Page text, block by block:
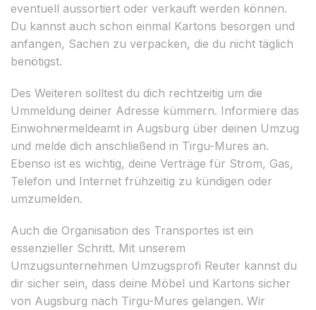
eventuell aussortiert oder verkauft werden können.
Du kannst auch schon einmal Kartons besorgen und
anfangen, Sachen zu verpacken, die du nicht täglich
benötigst.
Des Weiteren solltest du dich rechtzeitig um die
Ummeldung deiner Adresse kümmern. Informiere das
Einwohnermeldeamt in Augsburg über deinen Umzug
und melde dich anschließend in Tirgu-Mures an.
Ebenso ist es wichtig, deine Verträge für Strom, Gas,
Telefon und Internet frühzeitig zu kündigen oder
umzumelden.
Auch die Organisation des Transportes ist ein
essenzieller Schritt. Mit unserem
Umzugsunternehmen Umzugsprofi Reuter kannst du
dir sicher sein, dass deine Möbel und Kartons sicher
von Augsburg nach Tirgu-Mures gelangen. Wir